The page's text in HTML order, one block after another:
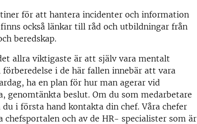
för att hantera incidenter och information
också länkar till råd och utbildningar från
beredskap.
allra viktigaste är att själv vara mentalt
i de här fallen innebär att vara
ha en plan för hur man agerar vid
genomtänkta beslut. Om du som medarbetare
i första hand kontakta din chef. Våra chefer
och av de HR- specialister som är